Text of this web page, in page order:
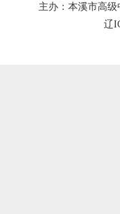
主办：本溪市高
辽